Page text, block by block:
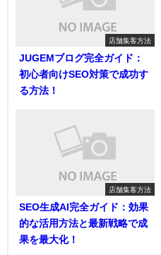
店舗集客方法
JUGEMブログ完全ガイド：
初心者向けSEO対策で成功す
る方法！
店舗集客方法
SEO生成AI完全ガイド：効果
的な活用方法と最新戦略で成
果を最大化！